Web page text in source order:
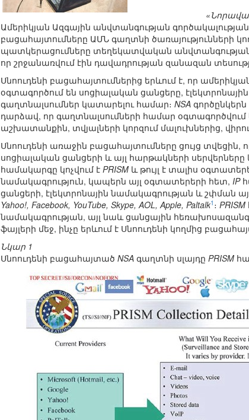
Ամերիկյան Ազգային անվտանգության
բացահայտումները ԱՄՆ գաղտնի ծառայությունների
պատկերացումները տեղեկատվական անվտանգության
որ շրջանառվում էին դավադրության զանազան
Սնոուդենի բացահայտումներից երևում է, որ
օգտագործում են սոցիալական ցանցերը,
գաղտնալսումներ կատարելու համար։ NSA
դարձավ, որ գաղտնալսումների համար
աշխատանքին, տվյալների կորզում մալուխներից,
Սնոուդենի առաջին բացահայտումները ցույց
սոցիալական ցանցերի և այլ հարթակների
համակարգը կոչվում է PRISM և թույլ է տալիս
նամակագրություն, կապերն այլ օգտատերերի հետ, IP
ցանցերի, էլեկտրոնային նամակագրության և շփման
Yahoo!, Facebook, YouTube, Skype, AOL, Apple, Paltalk1 ։ PRISM
նամակագրության, այլ նաև ցանցային
ֆայլերի մեջ, ինչը երևում է Սնոուդենի կողմից
Նկար 1
Սնոուդենի բացահայտած NSA գաղտնի սլայդը PRISM